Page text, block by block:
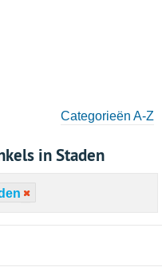
Categorieën A-Z
in Staden